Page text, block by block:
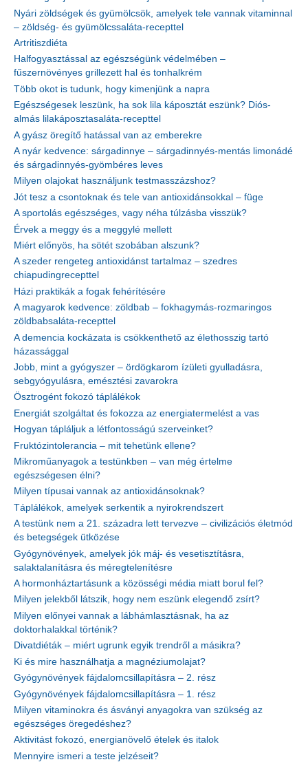
Nyári zöldségek és gyümölcsök, amelyek tele vannak vitaminnal
– zöldség- és gyümölcssaláta-recepttel
Artritiszdiéta
Halfogyasztással az egészségünk védelmében –
fűszernövényes grillezett hal és tonhalkrém
Több okot is tudunk, hogy kimenjünk a napra
Egészségesek leszünk, ha sok lila káposztát eszünk? Diós-
almás lilakáposztasaláta-recepttel
A gyász öregítő hatással van az emberekre
A nyár kedvence: sárgadinnye – sárgadinnyés-mentás limonádé
és sárgadinnyés-gyömbéres leves
Milyen olajokat használjunk testmasszázshoz?
Jót tesz a csontoknak és tele van antioxidánsokkal – füge
A sportolás egészséges, vagy néha túlzásba visszük?
Érvek a meggy és a meggylé mellett
Miért előnyös, ha sötét szobában alszunk?
A szeder rengeteg antioxidánst tartalmaz – szedres
chiapudingrecepttel
Házi praktikák a fogak fehérítésére
A magyarok kedvence: zöldbab – fokhagymás-rozmaringos
zöldbabsaláta-recepttel
A demencia kockázata is csökkenthető az élethosszig tartó
házassággal
Jobb, mint a gyógyszer – ördögkarom ízületi gyulladásra,
sebgyógyulásra, emésztési zavarokra
Ösztrogént fokozó táplálékok
Energiát szolgáltat és fokozza az energiatermelést a vas
Hogyan tápláljuk a létfontosságú szerveinket?
Fruktózintolerancia – mit tehetünk ellene?
Mikroműanyagok a testünkben – van még értelme
egészségesen élni?
Milyen típusai vannak az antioxidánsoknak?
Táplálékok, amelyek serkentik a nyirokrendszert
A testünk nem a 21. századra lett tervezve – civilizációs életmód
és betegségek ütközése
Gyógynövények, amelyek jók máj- és vesetisztításra,
salaktalanításra és méregtelenítésre
A hormonháztartásunk a közösségi média miatt borul fel?
Milyen jelekből látszik, hogy nem eszünk elegendő zsírt?
Milyen előnyei vannak a lábhámlasztásnak, ha az
doktorhalakkal történik?
Divatdiéták – miért ugrunk egyik trendről a másikra?
Ki és mire használhatja a magnéziumolajat?
Gyógynövények fájdalomcsillapításra – 2. rész
Gyógynövények fájdalomcsillapításra – 1. rész
Milyen vitaminokra és ásványi anyagokra van szükség az
egészséges öregedéshez?
Aktivitást fokozó, energianövelő ételek és italok
Mennyire ismeri a teste jelzéseit?